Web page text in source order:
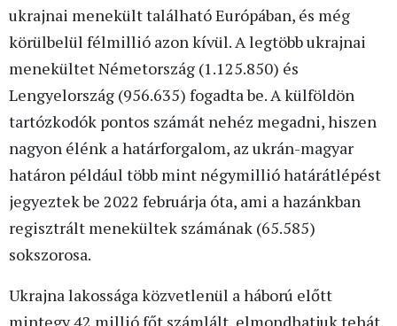
ukrajnai menekült található Európában, és még
körülbelül félmillió azon kívül. A legtöbb ukrajnai
menekültet Németország (1.125.850) és
Lengyelország (956.635) fogadta be. A külföldön
tartózkodók pontos számát nehéz megadni, hiszen
nagyon élénk a határforgalom, az ukrán-magyar
határon például több mint négymillió határátlépést
jegyeztek be 2022 februárja óta, ami a hazánkban
regisztrált menekültek számának (65.585)
sokszorosa.
Ukrajna lakossága közvetlenül a háború előtt
mintegy 42 millió főt számlált, elmondhatjuk tehát,